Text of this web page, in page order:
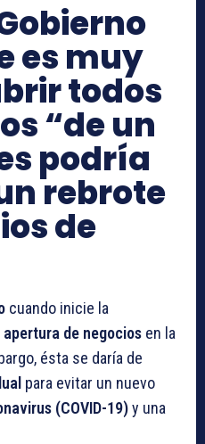
es muy
todos
“de un
podría
rebrote
de
cuando inicie la
de negocios en la
ésta se daría de
para evitar un nuevo
(COVID-19)y una